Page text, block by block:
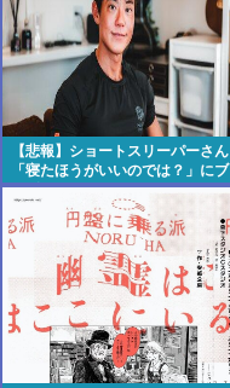
【悲報】ショートスリーパーさん
「寝たほうがいいのでは？」にブ
チギレ